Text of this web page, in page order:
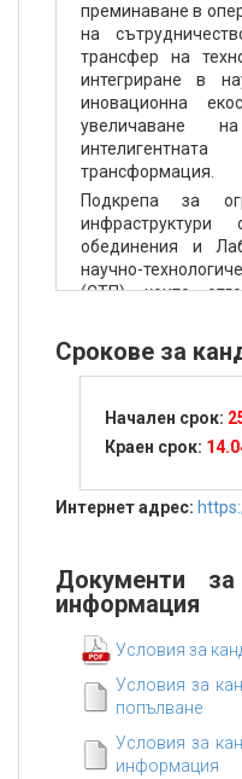
преминаване в
на
трансфер на
интегриране в
иновационна
увеличаване
трансформация.
Подкрепа за
обединения и
научно-
(СТП), които
стратегически
и кръговата
и имат ясно
слаборазвитите
Срокове за
Начален срок:
Краен срок:
Интернет адрес:
Документи
информация
Условия за
Условия за
попълване
Условия за
информация